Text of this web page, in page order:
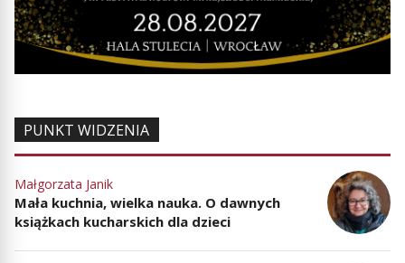
PUNKT WIDZENIA
Małgorzata Janik
Mała kuchnia, wielka nauka. O dawnych
książkach kucharskich dla dzieci